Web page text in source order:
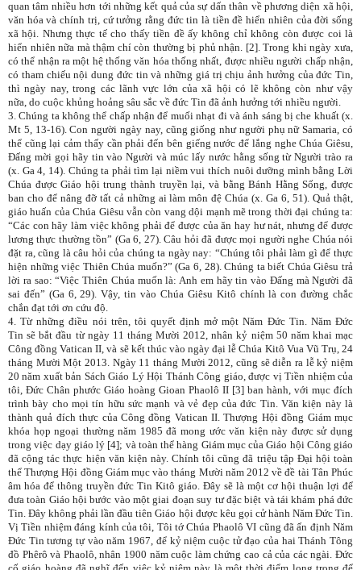
quan tâm nhiều hơn tới những kết quả của sự dấn thân về phương diện xã hội,
văn hóa và chính trị, cứ tưởng rằng đức tin là tiền đề hiển nhiên của đời sống
xã hội. Nhưng thực tế cho thấy tiền đề ấy không chỉ không còn được coi là
hiển nhiên nữa mà thậm chí còn thường bị phủ nhận. [2]. Trong khi ngày xưa,
có thể nhận ra một hệ thống văn hóa thống nhất, được nhiều người chấp nhận,
có tham chiếu nội dung đức tin và những giá trị chịu ảnh hưởng của đức Tin,
thì ngày nay, trong các lãnh vực lớn của xã hội có lẽ không còn như vậy
nữa, do cuộc khủng hoảng sâu sắc về đức Tin đã ảnh hưởng tới nhiều người.
3. Chúng ta không thể chấp nhận để muối nhạt đi và ánh sáng bị che khuất (x.
Mt 5, 13-16). Con người ngày nay, cũng giống như người phụ nữ Samaria, có
thể cũng lại cảm thấy cần phải đến bên giếng nước để lắng nghe Chúa Giêsu,
Đấng mời gọi hãy tin vào Người và múc lấy nước hằng sống từ Người trào ra
(x. Ga 4, 14). Chúng ta phải tìm lại niềm vui thích nuôi dưỡng mình bằng Lời
Chúa được Giáo hội trung thành truyền lại, và bằng Bánh Hằng Sống, được
ban cho để nâng đỡ tất cả những ai làm môn đệ Chúa (x. Ga 6, 51). Quả thật,
giáo huấn của Chúa Giêsu vẫn còn vang dội mạnh mẽ trong thời đại chúng ta:
“Các con hãy làm việc không phải để được của ăn hay hư nát, nhưng để được
lương thực thường tồn” (Ga 6, 27). Câu hỏi đã được mọi người nghe Chúa nói
đặt ra, cũng là câu hỏi của chúng ta ngày nay: “Chúng tôi phải làm gì để thực
hiện những việc Thiên Chúa muốn?” (Ga 6, 28). Chúng ta biết Chúa Giêsu trả
lời ra sao: “Việc Thiên Chúa muốn là: Anh em hãy tin vào Đấng mà Người đã
sai đến” (Ga 6, 29). Vậy, tin vào Chúa Giêsu Kitô chính là con đường chắc
chắn đạt tới ơn cứu độ.
4. Từ những điều nói trên, tôi quyết định mở một Năm Đức Tin. Năm Đức
Tin sẽ bắt đầu từ ngày 11 tháng Mười 2012, nhân kỷ niệm 50 năm khai mạc
Công đồng Vatican II, và sẽ kết thúc vào ngày đại lễ Chúa Kitô Vua Vũ Trụ, 24
tháng Mười Một 2013. Ngày 11 tháng Mười 2012, cũng sẽ diễn ra lễ kỷ niệm
20 năm xuất bản Sách Giáo Lý Hội Thánh Công giáo, được vị Tiền nhiệm của
tôi, Đức Chân phước Giáo hoàng Gioan Phaolô II [3] ban hành, với mục đích
trình bày cho mọi tín hữu sức mạnh và vẻ đẹp của đức Tin. Văn kiện này là
thành quả đích thực của Công đồng Vatican II. Thượng Hội đồng Giám mục
khóa họp ngoại thường năm 1985 đã mong ước văn kiện này được sử dụng
trong việc dạy giáo lý [4]; và toàn thể hàng Giám mục của Giáo hội Công giáo
đã cộng tác thực hiện văn kiện này. Chính tôi cũng đã triệu tập Đại hội toàn
thể Thượng Hội đồng Giám mục vào tháng Mười năm 2012 về đề tài Tân Phúc
âm hóa để thông truyền đức Tin Kitô giáo. Đây sẽ là một cơ hội thuận lợi để
đưa toàn Giáo hội bước vào một giai đoạn suy tư đặc biệt và tái khám phá đức
Tin. Đây không phải lần đầu tiên Giáo hội được kêu gọi cử hành Năm Đức Tin.
Vị Tiền nhiệm đáng kính của tôi, Tôi tớ Chúa Phaolô VI cũng đã ấn định Năm
Đức Tin tương tự vào năm 1967, để kỷ niệm cuộc tử đạo của hai Thánh Tông
đồ Phêrô và Phaolô, nhân 1900 năm cuộc làm chứng cao cả của các ngài. Đức